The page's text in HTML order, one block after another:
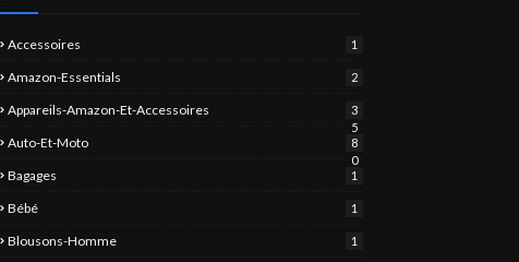
Accessoires 1
Amazon-Essentials 2
Appareils-Amazon-Et-Accessoires
3
5
Auto-Et-Moto
8
0
Bagages 1
Bébé 1
Blousons-Homme 1